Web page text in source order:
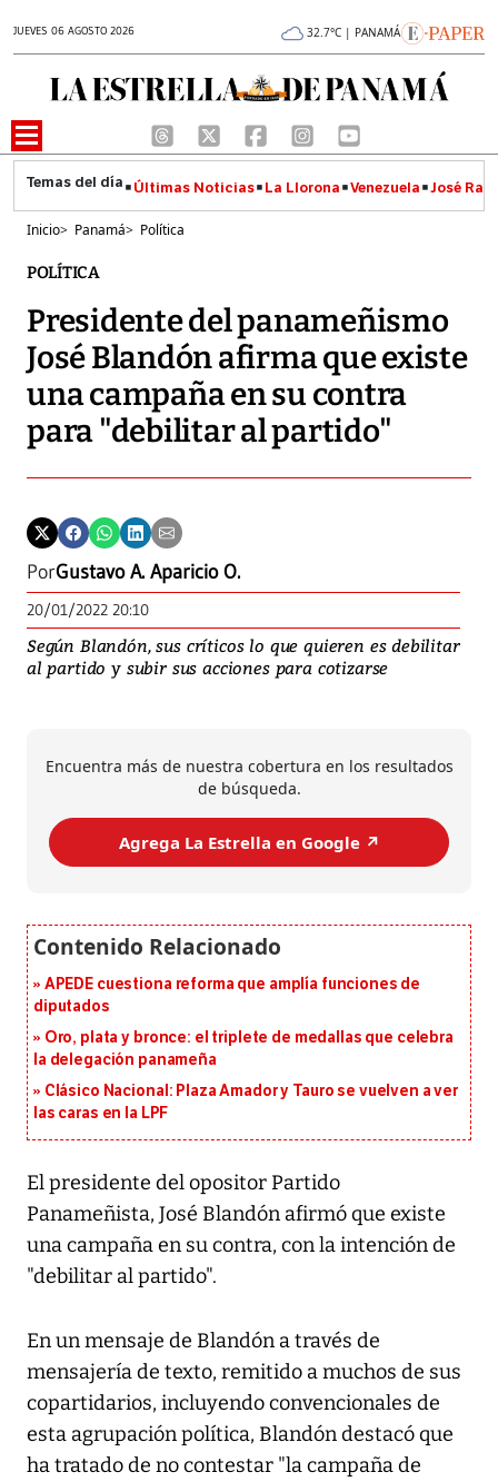
JUEVES 06 AGOSTO 2026 32.7°C | PANAMÁ
Últimas Noticias La Llorona Venezuela José
Inicio> Panamá> Política
POLÍTICA
Presidente del panameñismo
José Blandón afirma que existe
una campaña en su contra
para "debilitar al partido"
PorGustavo A. Aparicio O.
20/01/2022 20:10
Según Blandón, sus críticos lo que quieren es debilitar
al partido y subir sus acciones para cotizarse
Encuentra más de nuestra cobertura en los resultados
de búsqueda.
Agrega La Estrella en Google ↗️
APEDE cuestiona reforma que amplía funciones de
diputados
Oro, plata y bronce: el triplete de medallas que celebra
la delegación panameña
Clásico Nacional: Plaza Amador y Tauro se vuelven a ver
las caras en la LPF
El presidente del opositor Partido
Panameñista, José Blandón afirmó que existe
una campaña en su contra, con la intención de
"debilitar al partido".
En un mensaje de Blandón a través de
mensajería de texto, remitido a muchos de sus
copartidarios, incluyendo convencionales de
esta agrupación política, Blandón destacó que
ha tratado de no contestar "la campaña de